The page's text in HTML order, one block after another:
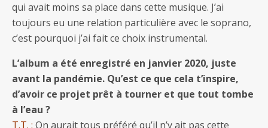
qui avait moins sa place dans cette musique. J’ai
toujours eu une relation particulière avec le soprano,
c’est pourquoi j’ai fait ce choix instrumental.
L’album a été enregistré en janvier 2020, juste
avant la pandémie. Qu’est ce que cela t’inspire,
d’avoir ce projet prêt à tourner et que tout tombe
à l’eau ?
T.T. : On aurait tous préféré qu’il n’y ait pas cette